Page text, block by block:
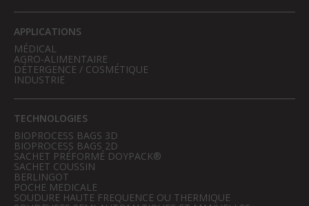
APPLICATIONS
MÉDICAL
AGRO-ALIMENTAIRE
DÉTERGENCE / COSMÉTIQUE
INDUSTRIE
TECHNOLOGIES
BIOPROCESS BAGS 3D
BIOPROCESS BAGS 2D
SACHET PRÉFORMÉ DOYPACK®
SACHET COUSSIN
BERLINGOT
POCHE MEDICALE
SOUDURE HAUTE FREQUENCE OU THERMIQUE